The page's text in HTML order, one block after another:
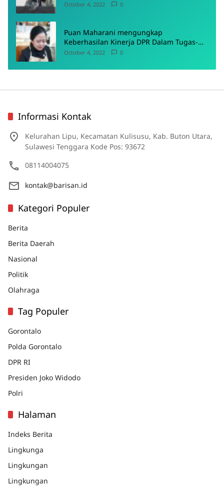
October 4, 2022 0
Puan Maharani mengungkap
Keberhasilan Kinerja DPR Dalam Tugas-
Tugas Pokoknya
October 4, 2022 0
Informasi Kontak
Kelurahan Lipu, Kecamatan Kulisusu, Kab. Buton Utara,
Sulawesi Tenggara Kode Pos: 93672
08114004075
kontak@barisan.id
Kategori Populer
Berita
Berita Daerah
Nasional
Politik
Olahraga
Tag Populer
Gorontalo
Polda Gorontalo
DPR RI
Presiden Joko Widodo
Polri
Halaman
Indeks Berita
Lingkunga
Lingkungan
Lingkungan